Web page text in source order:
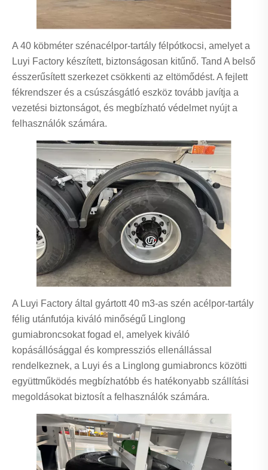
A 40 köbméter szénacélpor-tartály félpótkocsi, amelyet a
Luyi Factory készített, biztonságosan kitűnő. Tand A belső
ésszerűsített szerkezet csökkenti az eltömődést. A fejlett
fékrendszer és a csúszásgátló eszköz tovább javítja a
vezetési biztonságot, és megbízható védelmet nyújt a
felhasználók számára.
A Luyi Factory által gyártott 40 m3-as szén acélpor-tartály
félig utánfutója kiváló minőségű Linglong
gumiabroncsokat fogad el, amelyek kiváló
kopásállósággal és kompressziós ellenállással
rendelkeznek, a Luyi és a Linglong gumiabroncs közötti
együttműködés megbízhatóbb és hatékonyabb szállítási
megoldásokat biztosít a felhasználók számára.